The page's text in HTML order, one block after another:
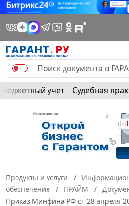
Бюджетный учет Судебная
Продукты и услуги
обеспечение
ПРАЙМ
Приказ Минфина РФ от 28 апреля